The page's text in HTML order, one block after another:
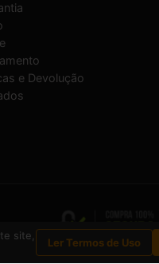
e Devolução
site,
Ler Termos de Uso